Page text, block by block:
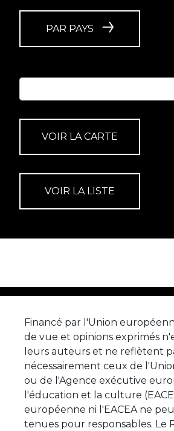
PAR PAYS
Financé par l'Union
de vue et opinions exprimés
leurs auteurs et ne reflètent
nécessairement ceux de
ou de l'Agence exécutive
l'éducation et la culture
européenne ni l'EACEA ne
tenues pour responsables. Le